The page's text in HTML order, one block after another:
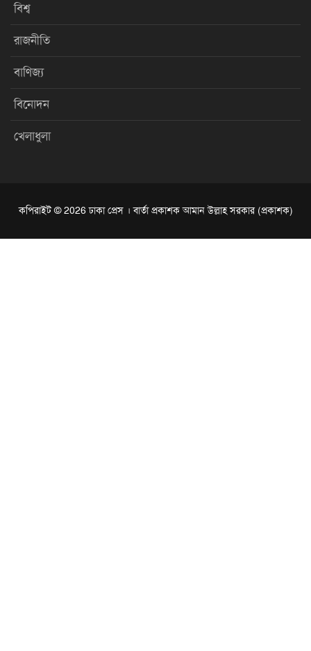
বিশ্ব
রাজনীতি
বাণিজ্য
বিনোদন
খেলাধুলা
কপিরাইট © 2026 ঢাকা প্রেস । বার্তা প্রকাশক আমান উল্লাহ সরকার (প্রকাশক)